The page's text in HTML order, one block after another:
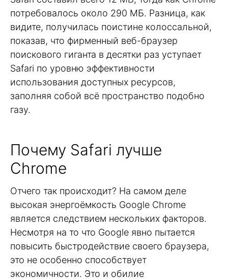
потребовалось около 290 МБ. Разница, как
видите, получилась поистине колоссальной,
показав, что фирменный веб-браузер
поискового гиганта в десятки раз уступает
Safari по уровню эффективности
использования доступных ресурсов,
заполняя собой всё пространство подобно
газу.
Почему Safari лучше
Chrome
Отчего так происходит? На самом деле
высокая энергоёмкость Google Chrome
является следствием нескольких факторов.
Несмотря на то что Google явно пытается
повысить быстродействие своего браузера,
это не особенно способствует
экономичности. Это и обилие